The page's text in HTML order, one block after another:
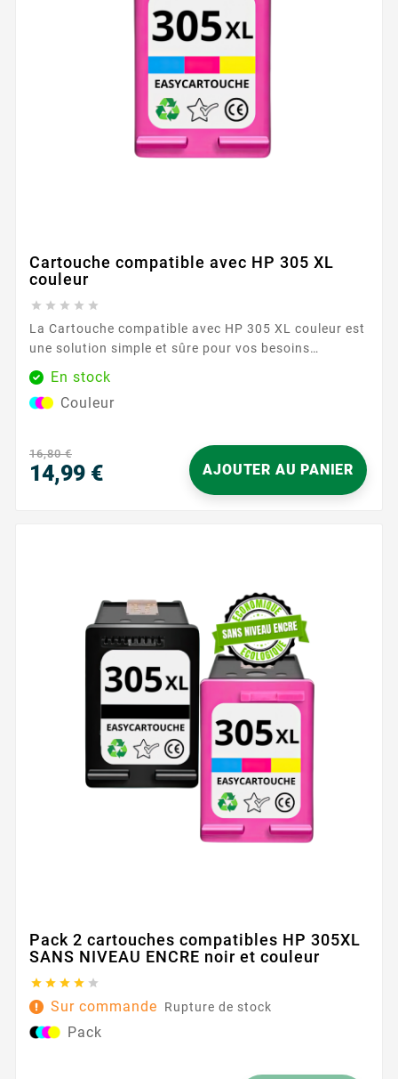
Cartouche compatible avec HP 305 XL
couleur
    
La Cartouche compatible avec HP 305 XL couleur est
une solution simple et sûre pour vos besoins
d’impression au quotidien. Conçue pour fonctionner
harmonieusement avec les imprimantes HP utilisant
la référence 305, elle assure une compatibilité fiable
comme pour le bureau. Profitez d’une...
En stock
Couleur
16,80 €
14,99 € AJOUTER AU PANIER
Pack 2 cartouches compatibles HP 305XL
SANS NIVEAU ENCRE noir et couleur
    
Sur commande Rupture de stock
Pack